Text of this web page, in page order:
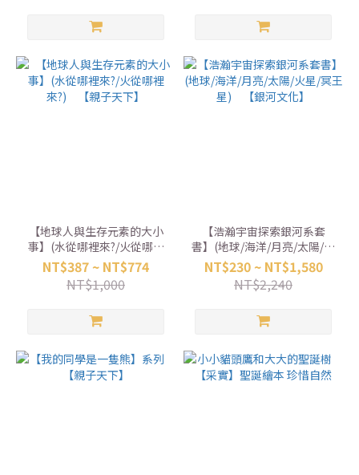
【地球人與生存元素的大小
事】(水從哪裡來?/火從哪裡
來?) 【親子天下】
NT$387 ~ NT$774
NT$1,000
【浩瀚宇宙探索銀河系套
書】(地球/海洋/月亮/太陽/火
星/冥王星) 【銀河文化】
NT$230 ~ NT$1,580
NT$2,240